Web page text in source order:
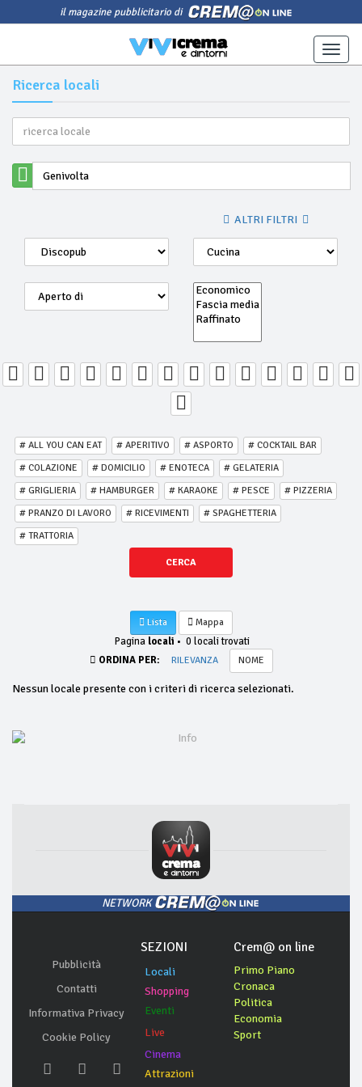
il magazine pubblicitario di
Toggle
Ricerca locali
ALTRI FILTRI
# ALL YOU CAN EAT # APERITIVO # ASPORTO
# COCKTAIL BAR
# COLAZIONE
# DOMICILIO # ENOTECA
# GELATERIA
# GRIGLIERIA
# HAMBURGER # KARAOKE # PESCE
# PIZZERIA
# PRANZO DI LAVORO
# RICEVIMENTI
# SPAGHETTERIA
# TRATTORIA
CERCA
Lista Mappa
Pagina locali • 0 locali trovati
ORDINA PER:
RILEVANZA NOME
Nessun locale presente con i criteri di ricerca selezionati.
NETWORK
Pubblicità
Contatti
Informativa Privacy
Cookie Policy
SEZIONI
Locali
Shopping
Eventi
Live
Cinema
Attrazioni
Crem@ on line
Primo Piano
Cronaca
Politica
Economia
Sport